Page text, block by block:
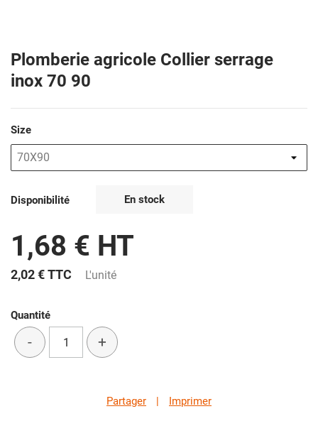
Plomberie agricole Collier serrage
inox 70 90
Size
Disponibilité En stock
1,68 € HT
2,02 €TTC L'unité
Quantité
- +
Partager | Imprimer